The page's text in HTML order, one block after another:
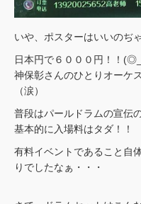
いや、ポスターはいいのぢ
日本円で６０００円！！
神保彰さんのひとりオーケ
（涙）
普段はパールドラムの宣伝
基本的に入場料はタダ！！
有料イベントであること自
りでしたなぁ・・・